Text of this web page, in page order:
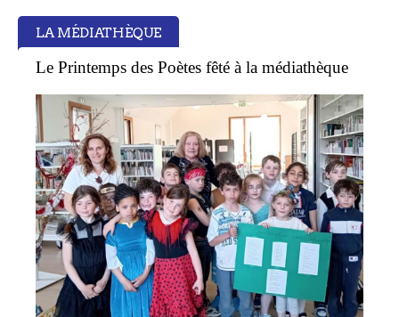
LA MÉDIATHÈQUE
Le Printemps des Poètes fêté à la médiathèque